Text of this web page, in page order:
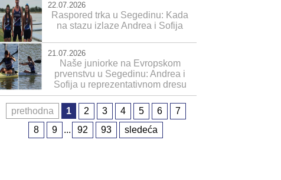
22.07.2026
Raspored trka u Segedinu: Kada
na stazu izlaze Andrea i Sofija
21.07.2026
Naše juniorke na Evropskom
prvenstvu u Segedinu: Andrea i
Sofija u reprezentativnom dresu
prethodna 1 2 3 4 5 6
7
8
9 ... 92 93 sledeća